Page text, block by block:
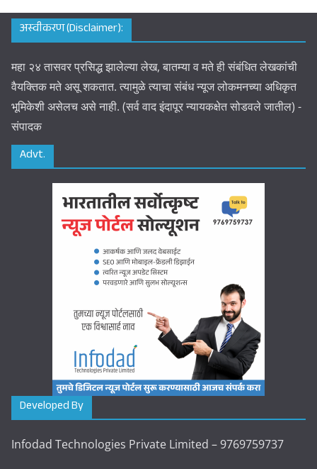
अस्वीकरण (Disclaimer):
महा २४ तासवर प्रसिद्ध झालेल्या लेख, बातम्या व मते ही संबंधित लेखकांची
वैयक्तिक मते असू शकतात. त्यामुळे त्याचा संबंध न्यूज लोकमनच्या अधिकृत
भूमिकेशी असेलच असे नाही. (सर्व वाद इंदापूर न्यायकक्षेत सोडवले जातील) -
संपादक
Advt.
Developed By
Infodad Technologies Private Limited – 9769759737